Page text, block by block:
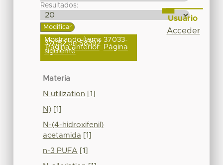
Resultados:
Mostrando ítems 37033-
37052 de 58392
Página anterior Página
siguiente
Materia
N utilization [1]
N)[1]
N-(4-hidroxifenil)
acetamida [1]
n-3 PUFA [1]
Usuario
Acceder